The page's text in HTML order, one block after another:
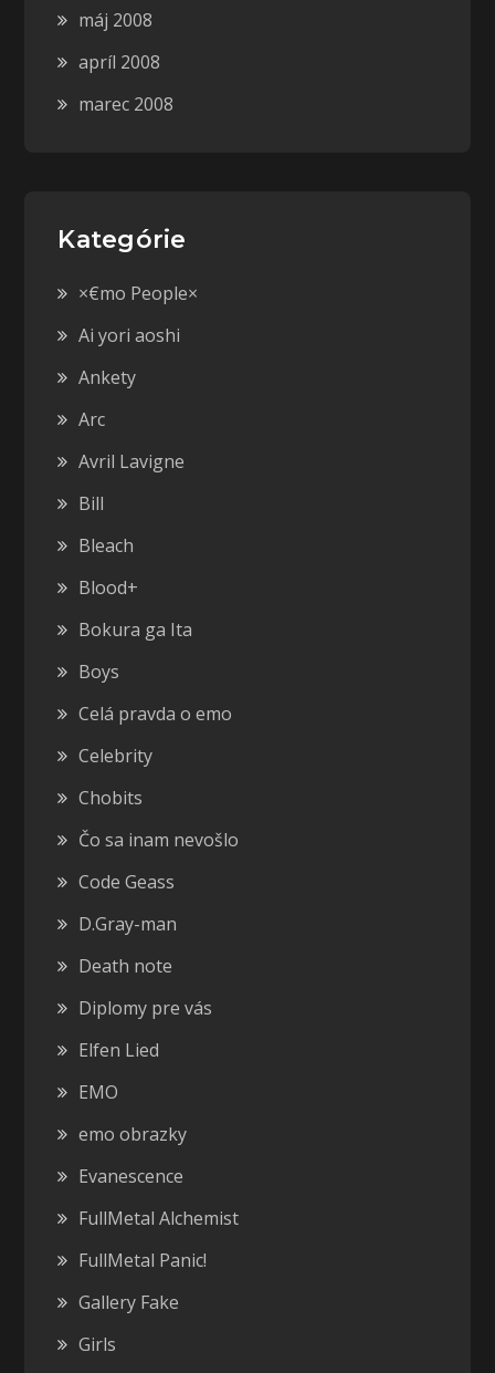
máj 2008
apríl 2008
marec 2008
Kategórie
×€mo People×
Ai yori aoshi
Ankety
Arc
Avril Lavigne
Bill
Bleach
Blood+
Bokura ga Ita
Boys
Celá pravda o emo
Celebrity
Chobits
Čo sa inam nevošlo
Code Geass
D.Gray-man
Death note
Diplomy pre vás
Elfen Lied
EMO
emo obrazky
Evanescence
FullMetal Alchemist
FullMetal Panic!
Gallery Fake
Girls